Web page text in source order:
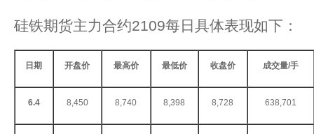
硅铁期货主力合约2109每日具体表现如下：
日期 开盘价 最高价 最低价 收盘价 成交量/手
6.4 8,450 8,740 8,398 8,728 638,701